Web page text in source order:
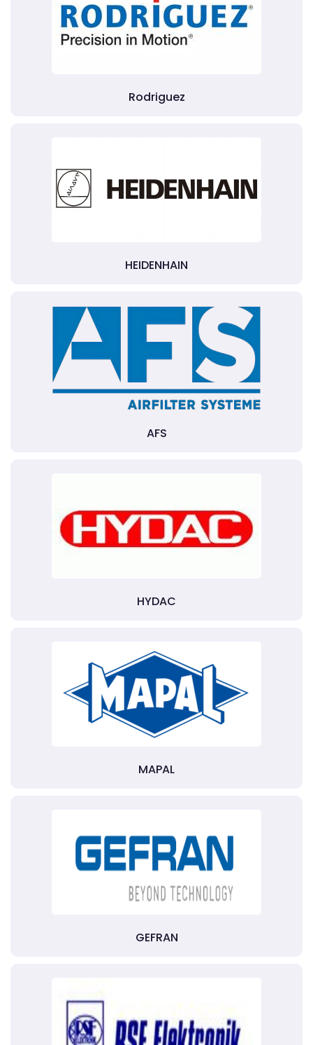
Rodriguez
HEIDENHAIN
AFS
HYDAC
MAPAL
GEFRAN